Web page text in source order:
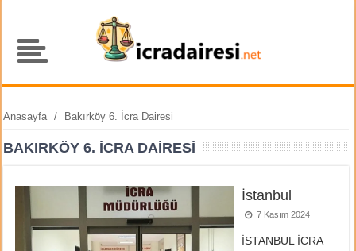
Anasayfa / Bakırköy 6. İcra Dairesi
BAKIRKÖY 6. İCRA DAIRESI
İstanbul
7 Kasım 2024
İSTANBUL İCRA